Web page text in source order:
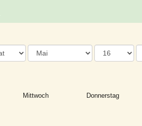
Mittwoch Donnerstag